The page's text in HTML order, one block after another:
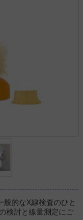
般的なX線検査のひと
検討と線量測定にご